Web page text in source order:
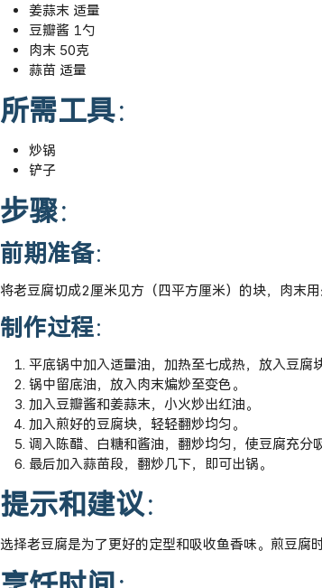
姜蒜末 适量
豆瓣酱 1勺
肉末 50克
蒜苗 适量
所需工具：
炒锅
铲子
步骤：
前期准备：
将老豆腐切成2厘米见方（四平方厘米）的块，肉末
制作过程：
平底锅中加入适量油，加热至七成热，放入豆腐
锅中留底油，放入肉末煸炒至变色。
加入豆瓣酱和姜蒜末，小火炒出红油。
加入煎好的豆腐块，轻轻翻炒均匀。
调入陈醋、白糖和酱油，翻炒均匀，使豆腐充分
最后加入蒜苗段，翻炒几下，即可出锅。
提示和建议：
选择老豆腐是为了更好的定型和吸收鱼香味。煎豆腐